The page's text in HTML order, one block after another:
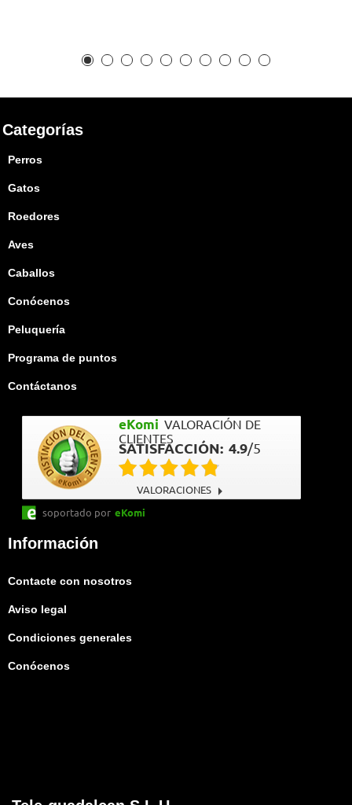
Categorías
Perros
Gatos
Roedores
Aves
Caballos
Conócenos
Peluquería
Programa de puntos
Contáctanos
eKomi VALORACIÓN DE
CLIENTES
SATISFACCIÓN: 4.9/5
VALORACIONES
soportado por eKomi
Información
Contacte con nosotros
Aviso legal
Condiciones generales
Conócenos